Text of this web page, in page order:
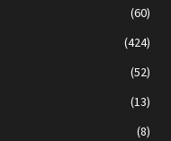
(60)
(424)
(52)
(13)
(8)